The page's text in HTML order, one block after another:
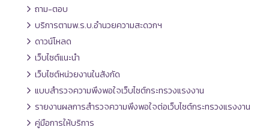
ถาม-ตอบ
บริการตามพ.ร.บ.อำนวยความสะดวกฯ
ดาวน์โหลด
เว็บไซต์แนะนำ
เว็บไซต์หน่วยงานในสังกัด
แบบสำรวจความพึงพอใจเว็บไซต์กระทรวงแรงงาน
รายงานผลการสำรวจความพึงพอใจต่อเว็บไซต์กระทรวงแรงงาน
คู่มือการให้บริการ